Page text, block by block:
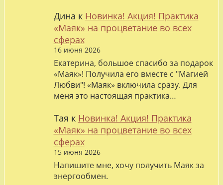
Дина к Новинка! Акция! Практика
«Маяк» на процветание во всех
сферах
16 июня 2026
Екатерина, большое спасибо за подарок
«Маяк»! Получила его вместе с "Магией
Любви"! «Маяк» включила сразу. Для
меня это настоящая практика…
Тая к Новинка! Акция! Практика
«Маяк» на процветание во всех
сферах
15 июня 2026
Напишите мне, хочу получить Маяк за
энергообмен.